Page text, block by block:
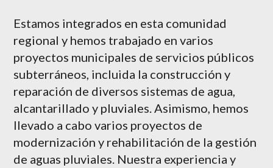
Estamos integrados en esta comunidad
regional y hemos trabajado en varios
proyectos municipales de servicios públicos
subterráneos, incluida la construcción y
reparación de diversos sistemas de agua,
alcantarillado y pluviales. Asimismo, hemos
llevado a cabo varios proyectos de
modernización y rehabilitación de la gestión
de aguas pluviales. Nuestra experiencia y